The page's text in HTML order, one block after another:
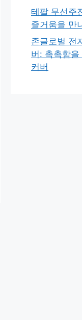
테팔 무선주
즐거움을 만
존글로벌 전
버: 촉촉함을
커버